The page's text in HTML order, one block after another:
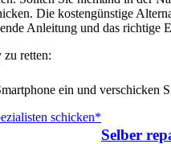
Die kostengünstige
Anleitung und das richtige
retten:
ein und verschicken
schicken*
Selber